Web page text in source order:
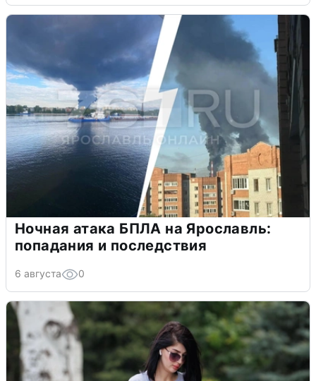
Ночная атака БПЛА на Ярославль:
попадания и последствия
6 августа 0